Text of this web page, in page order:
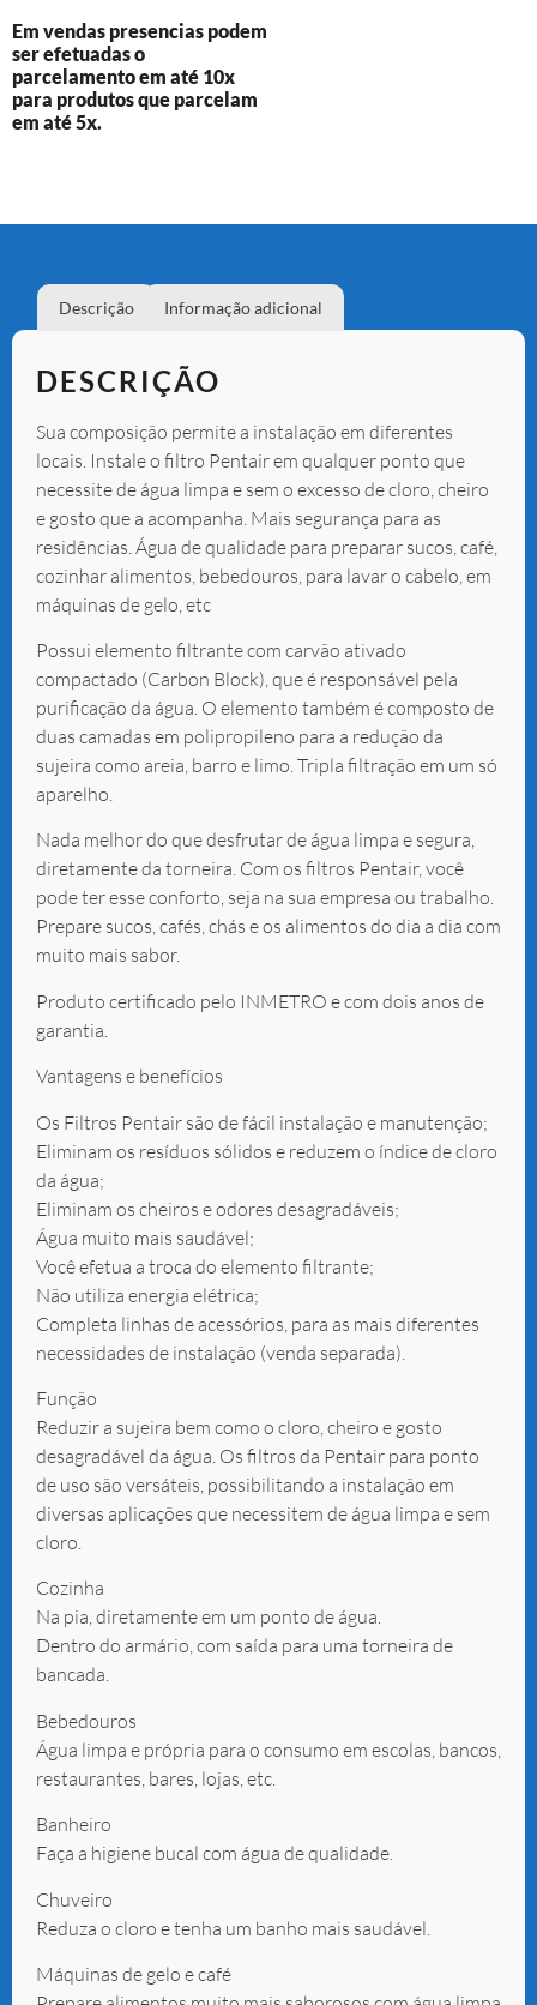
Em vendas presencias podem
ser efetuadas o
parcelamento em até 10x
para produtos que parcelam
em até 5x.
Descrição Informação adicional
DESCRIÇÃO
Sua composição permite a instalação em diferentes
locais. Instale o filtro Pentair em qualquer ponto que
necessite de água limpa e sem o excesso de cloro, cheiro
e gosto que a acompanha. Mais segurança para as
residências. Água de qualidade para preparar sucos, café,
cozinhar alimentos, bebedouros, para lavar o cabelo, em
máquinas de gelo, etc
Possui elemento filtrante com carvão ativado
compactado (Carbon Block), que é responsável pela
purificação da água. O elemento também é composto de
duas camadas em polipropileno para a redução da
sujeira como areia, barro e limo. Tripla filtração em um só
aparelho.
Nada melhor do que desfrutar de água limpa e segura,
diretamente da torneira. Com os filtros Pentair, você
pode ter esse conforto, seja na sua empresa ou trabalho.
Prepare sucos, cafés, chás e os alimentos do dia a dia com
muito mais sabor.
Produto certificado pelo INMETRO e com dois anos de
garantia.
Vantagens e benefícios
Os Filtros Pentair são de fácil instalação e manutenção;
Eliminam os resíduos sólidos e reduzem o índice de cloro
da água;
Eliminam os cheiros e odores desagradáveis;
Água muito mais saudável;
Você efetua a troca do elemento filtrante;
Não utiliza energia elétrica;
Completa linhas de acessórios, para as mais diferentes
necessidades de instalação (venda separada).
Função
Reduzir a sujeira bem como o cloro, cheiro e gosto
desagradável da água. Os filtros da Pentair para ponto
de uso são versáteis, possibilitando a instalação em
diversas aplicações que necessitem de água limpa e sem
cloro.
Cozinha
Na pia, diretamente em um ponto de água.
Dentro do armário, com saída para uma torneira de
bancada.
Bebedouros
Água limpa e própria para o consumo em escolas, bancos,
restaurantes, bares, lojas, etc.
Banheiro
Faça a higiene bucal com água de qualidade.
Chuveiro
Reduza o cloro e tenha um banho mais saudável.
Máquinas de gelo e café